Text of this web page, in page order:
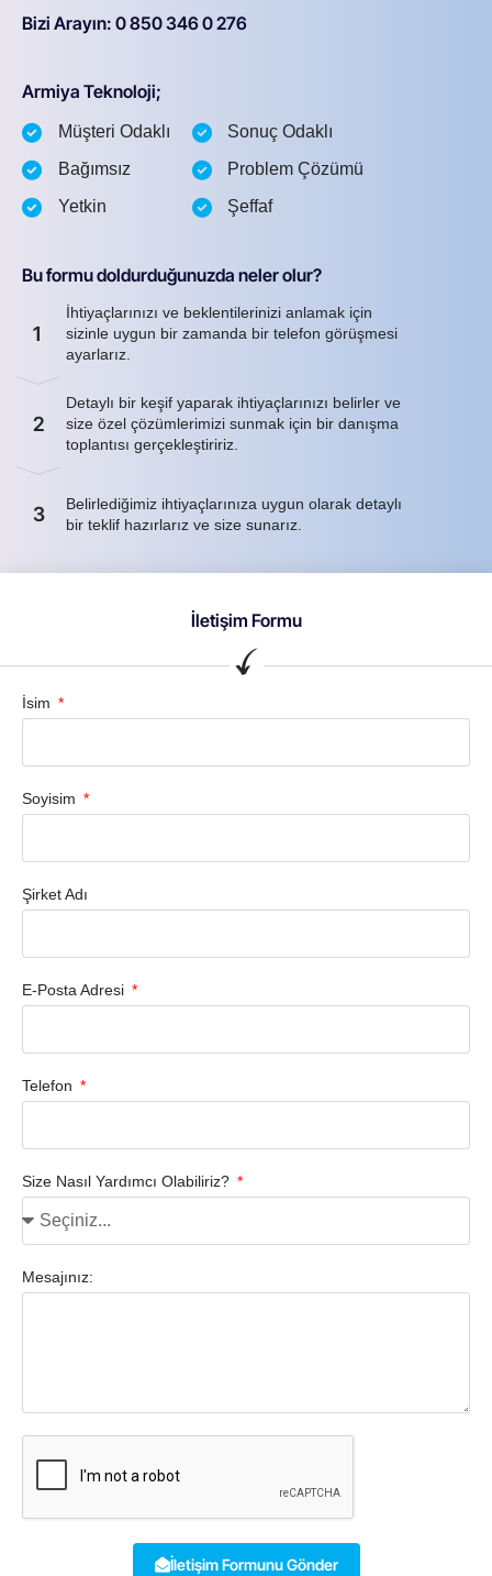
Bizi Arayın: 0 850 346 0 276
Armiya Teknoloji;
Müşteri Odaklı
Bağımsız
Yetkin
Sonuç Odaklı
Problem Çözümü
Şeffaf
Bu formu doldurduğunuzda neler olur?
1
İhtiyaçlarınızı ve beklentilerinizi anlamak için
sizinle uygun bir zamanda bir telefon görüşmesi
ayarlarız.
2
Detaylı bir keşif yaparak ihtiyaçlarınızı belirler ve
size özel çözümlerimizi sunmak için bir danışma
toplantısı gerçekleştiririz.
3
Belirlediğimiz ihtiyaçlarınıza uygun olarak detaylı
bir teklif hazırlarız ve size sunarız.
İletişim Formu
İsim
Soyisim
Şirket Adı
E-Posta Adresi
Telefon
Size Nasıl Yardımcı Olabiliriz?
Mesajınız:
İletişim Formunu Gönder